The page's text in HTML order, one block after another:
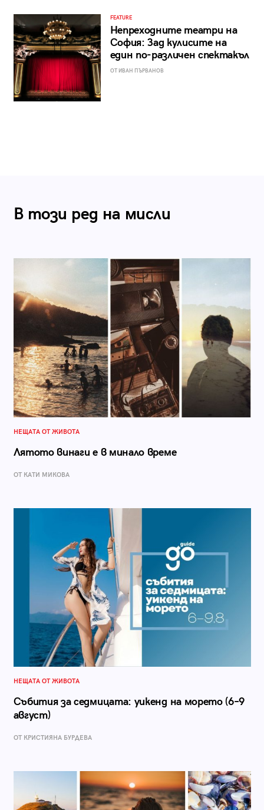
FEATURE
Непреходните театри на
София: Зад кулисите на
един по-различен спектакъл
ОТ ИВАН ПЪРВАНОВ
В този ред на мисли
НЕЩАТА ОТ ЖИВОТА
Лятото винаги е в минало време
ОТ КАТИ МИКОВА
НЕЩАТА ОТ ЖИВОТА
Събития за седмицата: уикенд на морето (6–9
август)
ОТ КРИСТИЯНА БУРДЕВА